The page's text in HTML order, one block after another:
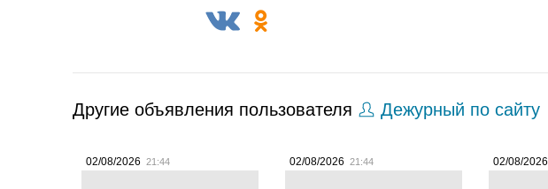
Другие объявления пользователя Дежурный по сайту
02/08/2026 21:44 02/08/2026 21:44 02/08/2026